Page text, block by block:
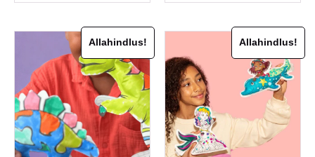
Allahindlus! Allahindlus!